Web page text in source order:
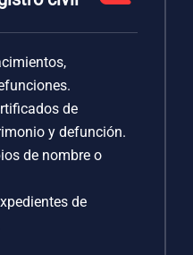
de
y defunción.
de nombre o
de